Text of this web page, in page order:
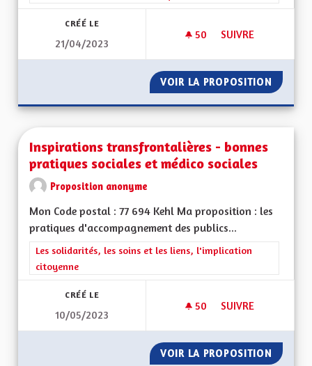
CRÉÉ LE
21/04/2023
50 50 ABONNÉS
SUIVRE
VOIR LA PROPOSITION
Inspirations transfrontalières - bonnes
pratiques sociales et médico sociales
Proposition anonyme
Mon Code postal : 77 694 Kehl Ma proposition : les
pratiques d'accompagnement des publics...
Filtrer les résultats de la catégorie : Les solidarités, les soins
Les solidarités, les soins et les liens, l'implication
citoyenne
CRÉÉ LE
10/05/2023
50 50 ABONNÉS
SUIVRE
VOIR LA PROPOSITION